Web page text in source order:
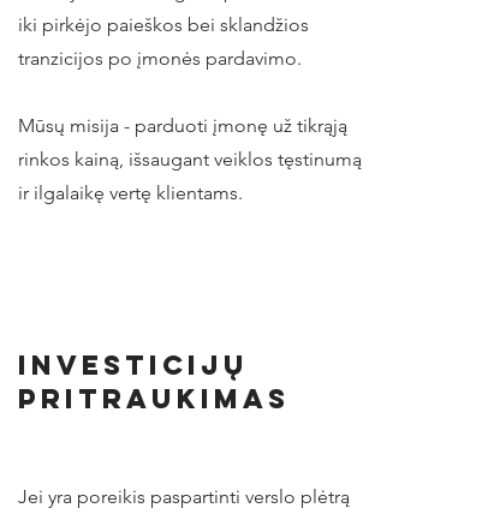
iki pirkėjo paieškos bei sklandžios
tranzicijos po įmonės pardavimo.
Mūsų misija - parduoti įmonę už tikrąją
rinkos kainą, išsaugant veiklos tęstinumą
ir ilgalaikę vertę klientams.
investicijų
pritraukimas
Jei yra poreikis paspartinti verslo plėtrą